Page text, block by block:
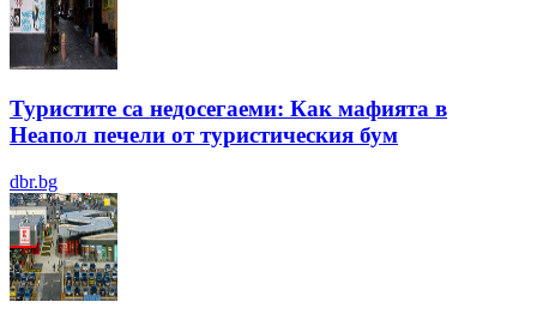
Туристите са недосегаеми: Как мафията в
Неапол печели от туристическия бум
dbr.bg